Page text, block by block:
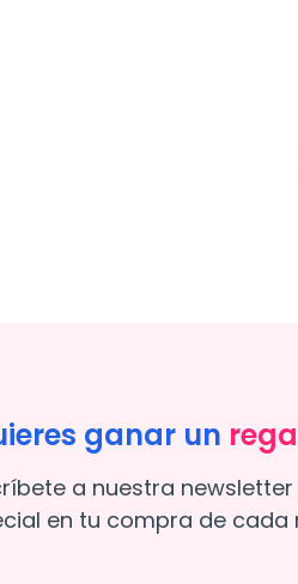
ganar un
a nuestra
en tu compra de cada